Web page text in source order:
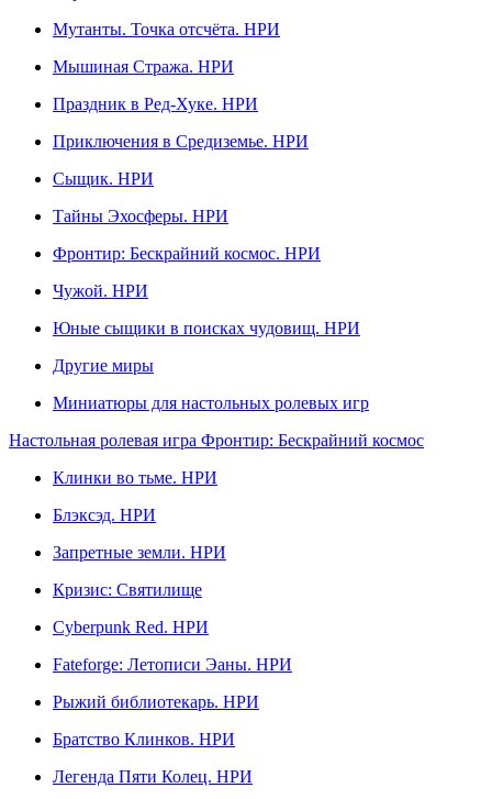
Мутанты. Точка отсчёта. НРИ
Мышиная Стража. НРИ
Праздник в Ред-Хуке. НРИ
Приключения в Средиземье. НРИ
Сыщик. НРИ
Тайны Эхосферы. НРИ
Фронтир: Бескрайний космос. НРИ
Чужой. НРИ
Юные сыщики в поисках чудовищ. НРИ
Другие миры
Миниатюры для настольных ролевых игр
Настольная ролевая игра Фронтир: Бескрайний космос
Клинки во тьме. НРИ
Блэксэд. НРИ
Запретные земли. НРИ
Кризис: Святилище
Сyberpunk Red. НРИ
Fateforge: Летописи Эаны. НРИ
Рыжий библиотекарь. НРИ
Братство Клинков. НРИ
Легенда Пяти Колец. НРИ